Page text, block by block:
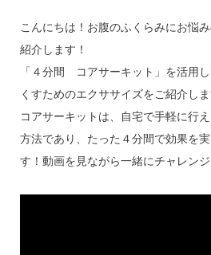
こんにちは！お腹のふくらみにお悩
紹介します！
「４分間 コアサーキット」を活用
くすためのエクササイズをご紹介しま
コアサーキットは、自宅で手軽に行
方法であり、たった４分間で効果を
す！動画を見ながら一緒にチャレンジ